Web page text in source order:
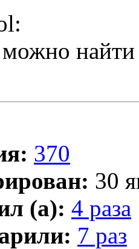
можно
370
30
(а): 4 раза
7 раз